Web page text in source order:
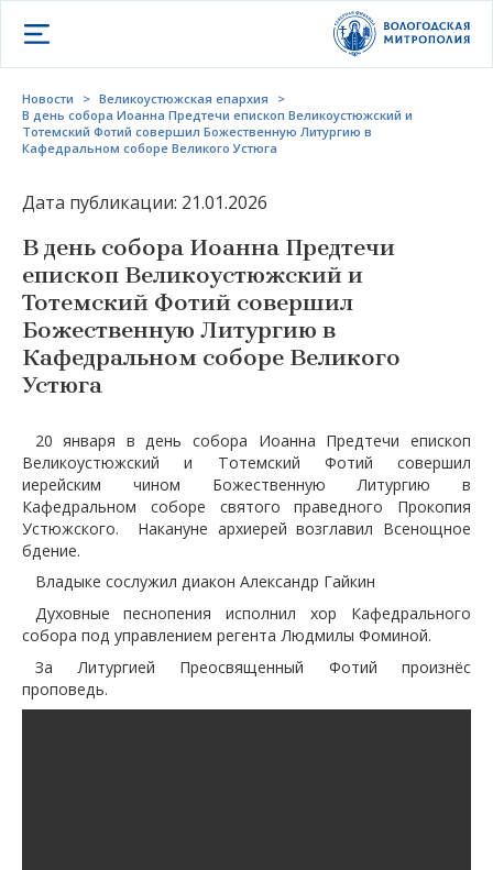
Открыть меню
Новости > Великоустюжская епархия
>
В день собора Иоанна Предтечи епископ Великоустюжский и
Тотемский Фотий совершил Божественную Литургию в
Кафедральном соборе Великого Устюга
Дата публикации: 21.01.2026
В день собора Иоанна Предтечи
епископ Великоустюжский и
Тотемский Фотий совершил
Божественную Литургию в
Кафедральном соборе Великого
Устюга
20 января в день собора Иоанна Предтечи епископ
Великоустюжский и Тотемский Фотий совершил
иерейским чином Божественную Литургию в
Кафедральном соборе святого праведного Прокопия
Устюжского. Накануне архиерей возглавил Всенощное
бдение.
Владыке сослужил диакон Александр Гайкин
Духовные песнопения исполнил хор Кафедрального
собора под управлением регента Людмилы Фоминой.
За Литургией Преосвященный Фотий произнёс
проповедь.